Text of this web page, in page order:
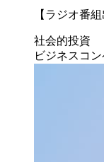
【ラジオ番
社会的投資
ビジネスコ